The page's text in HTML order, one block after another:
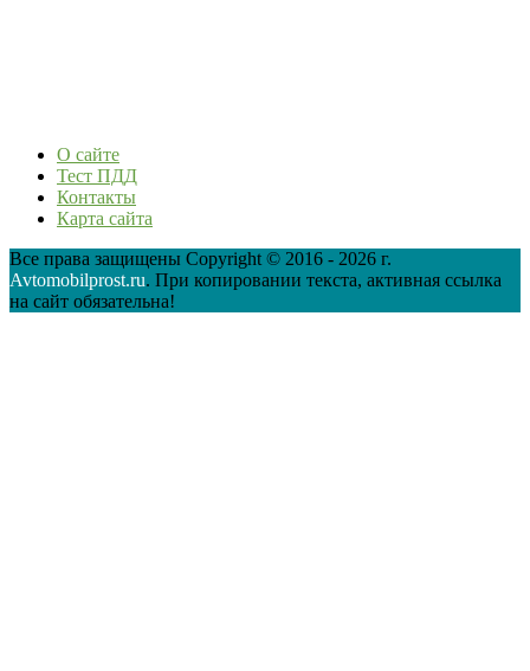
О сайте
Тест ПДД
Контакты
Карта сайта
Все права защищены Copyright © 2016 - 2026 г.
Avtomobilprost.ru. При копировании текста, активная ссылка
на сайт обязательна!